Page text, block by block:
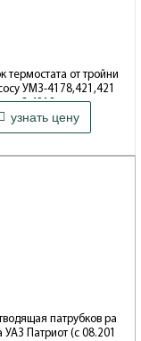
термостата от тройни
УМЗ-4178,421,421
3,4218
ОАО Волжские
моторы
узнать цену
патрубков ра
УАЗ Патриот (с 08.201